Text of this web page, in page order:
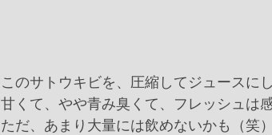
このサトウキビを、圧縮してジュースに
甘くて、やや青み臭くて、フレッシュは
ただ、あまり大量には飲めないかも（笑）